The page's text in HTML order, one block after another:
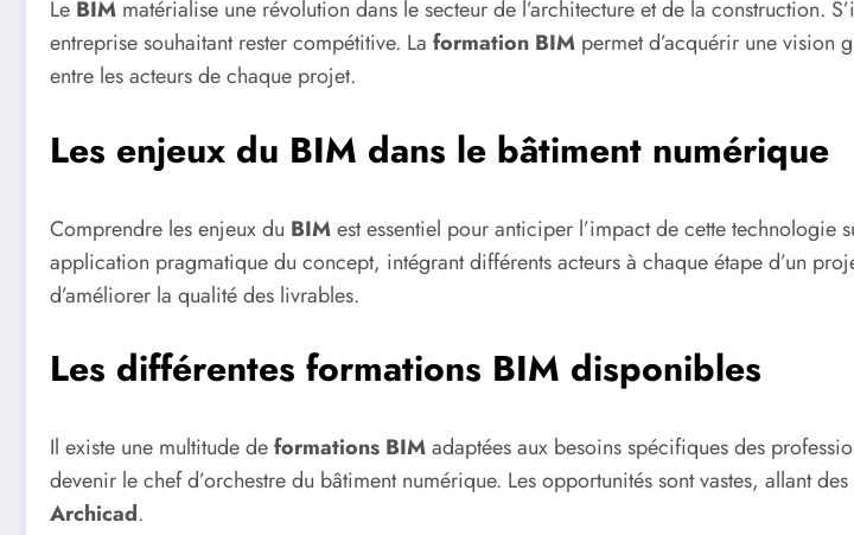
Le BIM matérialise une révolution dans le secteur de l’architecture et de la construction.
entreprise souhaitant rester compétitive. La formation BIM permet d’acquérir une vision
entre les acteurs de chaque projet.
Les enjeux du BIM dans le bâtiment numérique
Comprendre les enjeux du BIMest essentiel pour anticiper l’impact de cette technologie
application pragmatique du concept, intégrant différents acteurs à chaque étape d’un
d’améliorer la qualité des livrables.
Les différentes formations BIM disponibles
Il existe une multitude deformations BIMadaptées aux besoins spécifiques des
devenir le chef d’orchestre du bâtiment numérique. Les opportunités sont vastes, allant
Archicad.